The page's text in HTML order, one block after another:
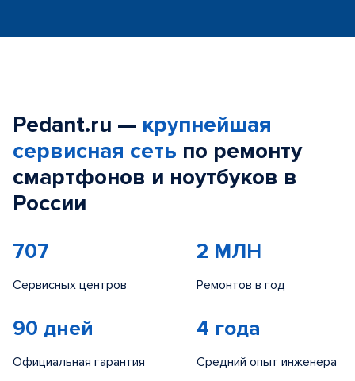
Pedant.ru — крупнейшая
сервисная сеть по ремонту
смартфонов и ноутбуков в
России
707
Сервисных центров
2 МЛН
Ремонтов в год
90 дней
Официальная гарантия
4 года
Средний опыт инженера